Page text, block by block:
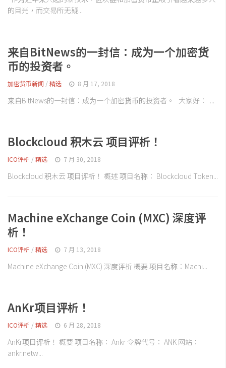
的目光，而交易所无疑...
来自BitNews的一封信：成为一个加密货
币的投资者。
加密货币新闻 /精选 8 月 17, 2018
来自BitNews的一封信：成为一个加密货币的投资者。 大家好： ...
Blockcloud 积木云 项目评析！
ICO评析 /精选 7 月 30, 2018
Blockcloud 积木云 项目评析！ 概述 项目名称： Blockcloud Token...
Machine eXchange Coin (MXC) 深度评
析！
ICO评析 /精选 7 月 13, 2018
Machine eXchange Coin (MXC) 深度评析 概要 项目名称：Machi...
AnKr项目评析！
ICO评析 /精选 6 月 28, 2018
AnKr项目评析！ 概要 项目名称： Ankr 令牌代号： ANK 网站：
ankr.netw...